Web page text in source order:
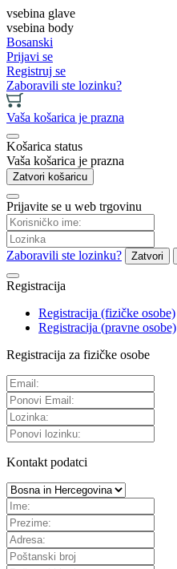
vsebina glave
vsebina body
Bosanski
Prijavi se
Registruj se
Zaboravili ste lozinku?
Vaša košarica je prazna
Košarica status
Vaša košarica je prazna
Zatvori košaricu
Prijavite se u web trgovinu
Zaboravili ste lozinku? Zatvori
Registracija
Registracija (fizičke osobe)
Registracija (pravne osobe)
Registracija za fizičke osobe
Kontakt podatci